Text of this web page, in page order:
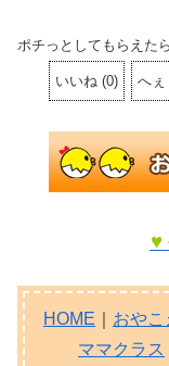
ポチっとしてもらえた
いいね (0) へぇ
♥
HOME おやこ
ママクラス